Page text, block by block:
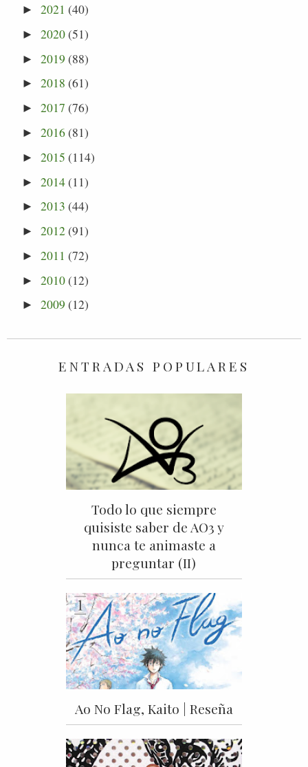
►2021 (40)
►2020(51)
►2019 (88)
►2018 (61)
►2017 (76)
►2016(81)
►2015 (114)
►2014(11)
►2013 (44)
►2012(91)
►2011 (72)
►2010(12)
►2009 (12)
ENTRADAS POPULARES
Todo lo que siempre
quisiste saber de AO3 y
nunca te animaste a
preguntar (II)
Ao No Flag, Kaito | Reseña